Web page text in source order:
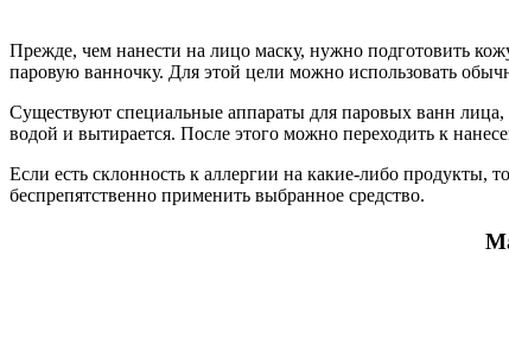
Прежде, чем нанести на лицо маску, нужно подготовить
паровую ванночку. Для этой цели можно использовать
Существуют специальные аппараты для паровых ванн
водой и вытирается. После этого можно переходить к
Если есть склонность к аллергии на какие-либо продукты,
беспрепятственно применить выбранное средство.